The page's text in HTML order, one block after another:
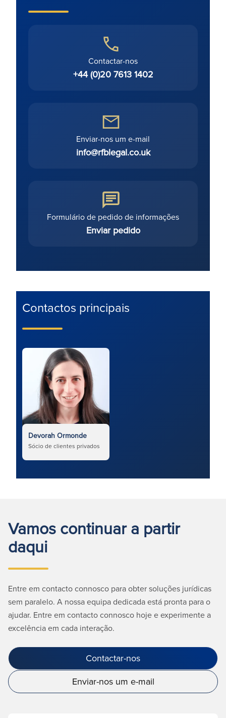
Contactar-nos
+44 (0)20 7613 1402
Enviar-nos um e-mail
info@rfblegal.co.uk
Formulário de pedido de informações
Enviar pedido
Contactos principais
Devorah Ormonde
Sócio de clientes privados
Vamos continuar a partir
daqui
Entre em contacto connosco para obter soluções jurídicas
sem paralelo. A nossa equipa dedicada está pronta para o
ajudar. Entre em contacto connosco hoje e experimente a
excelência em cada interação.
Contactar-nos
Enviar-nos um e-mail